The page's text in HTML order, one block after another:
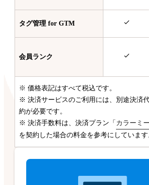
タグ管理 for GTM
会員ランク
※ 価格表記はすべて税込です。
※ 決済サービスのご利用には、別途決済
約が必要です。
※ 決済手数料は、決済プラン「 カラーミ
を契約した場合の料金を参考にしています